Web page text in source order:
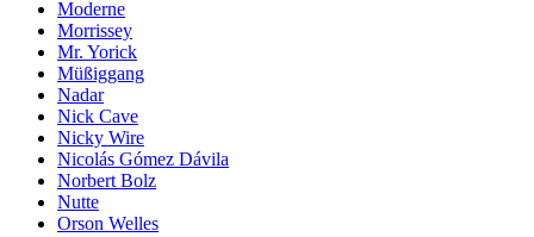
Moderne
Morrissey
Mr. Yorick
Müßiggang
Nadar
Nick Cave
Nicky Wire
Nicolás Gómez Dávila
Norbert Bolz
Nutte
Orson Welles